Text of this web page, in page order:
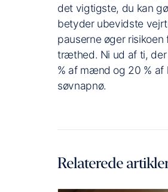
det vigtigste, du kan
betyder ubevidste
pauserne øger
træthed. Ni ud af ti, der
% af mænd og 20 % af
søvnapnø.
Relaterede